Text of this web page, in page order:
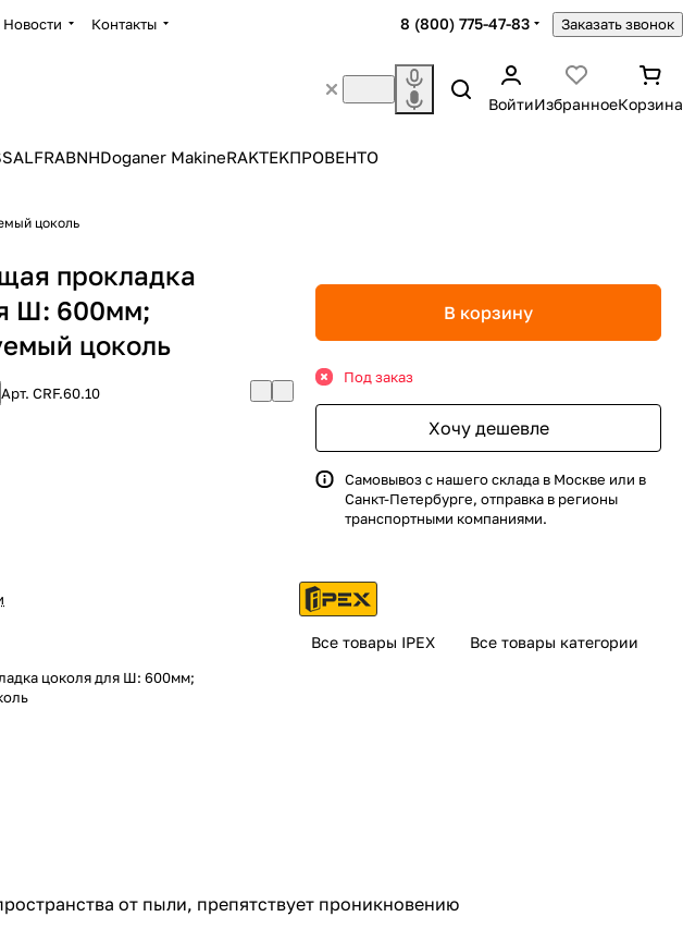
Новости Контакты 8 (800) 775-47-83 Заказать звонок
ВойтиИзбранноеКорзина
ALFRABNHDoganer MakineRAKTEKПРОВЕНТО
цоколь
прокладка
Ш: 600мм;
цоколь
Арт.CRF.60.10
цоколя для Ш: 600мм;
В корзину
Под заказ
Хочу дешевле
Самовывоз с нашего склада в Москве или в
Санкт-Петербурге, отправка в регионы
транспортными компаниями.
Все товары IPEX Все товары категории
от пыли, препятствует проникновению